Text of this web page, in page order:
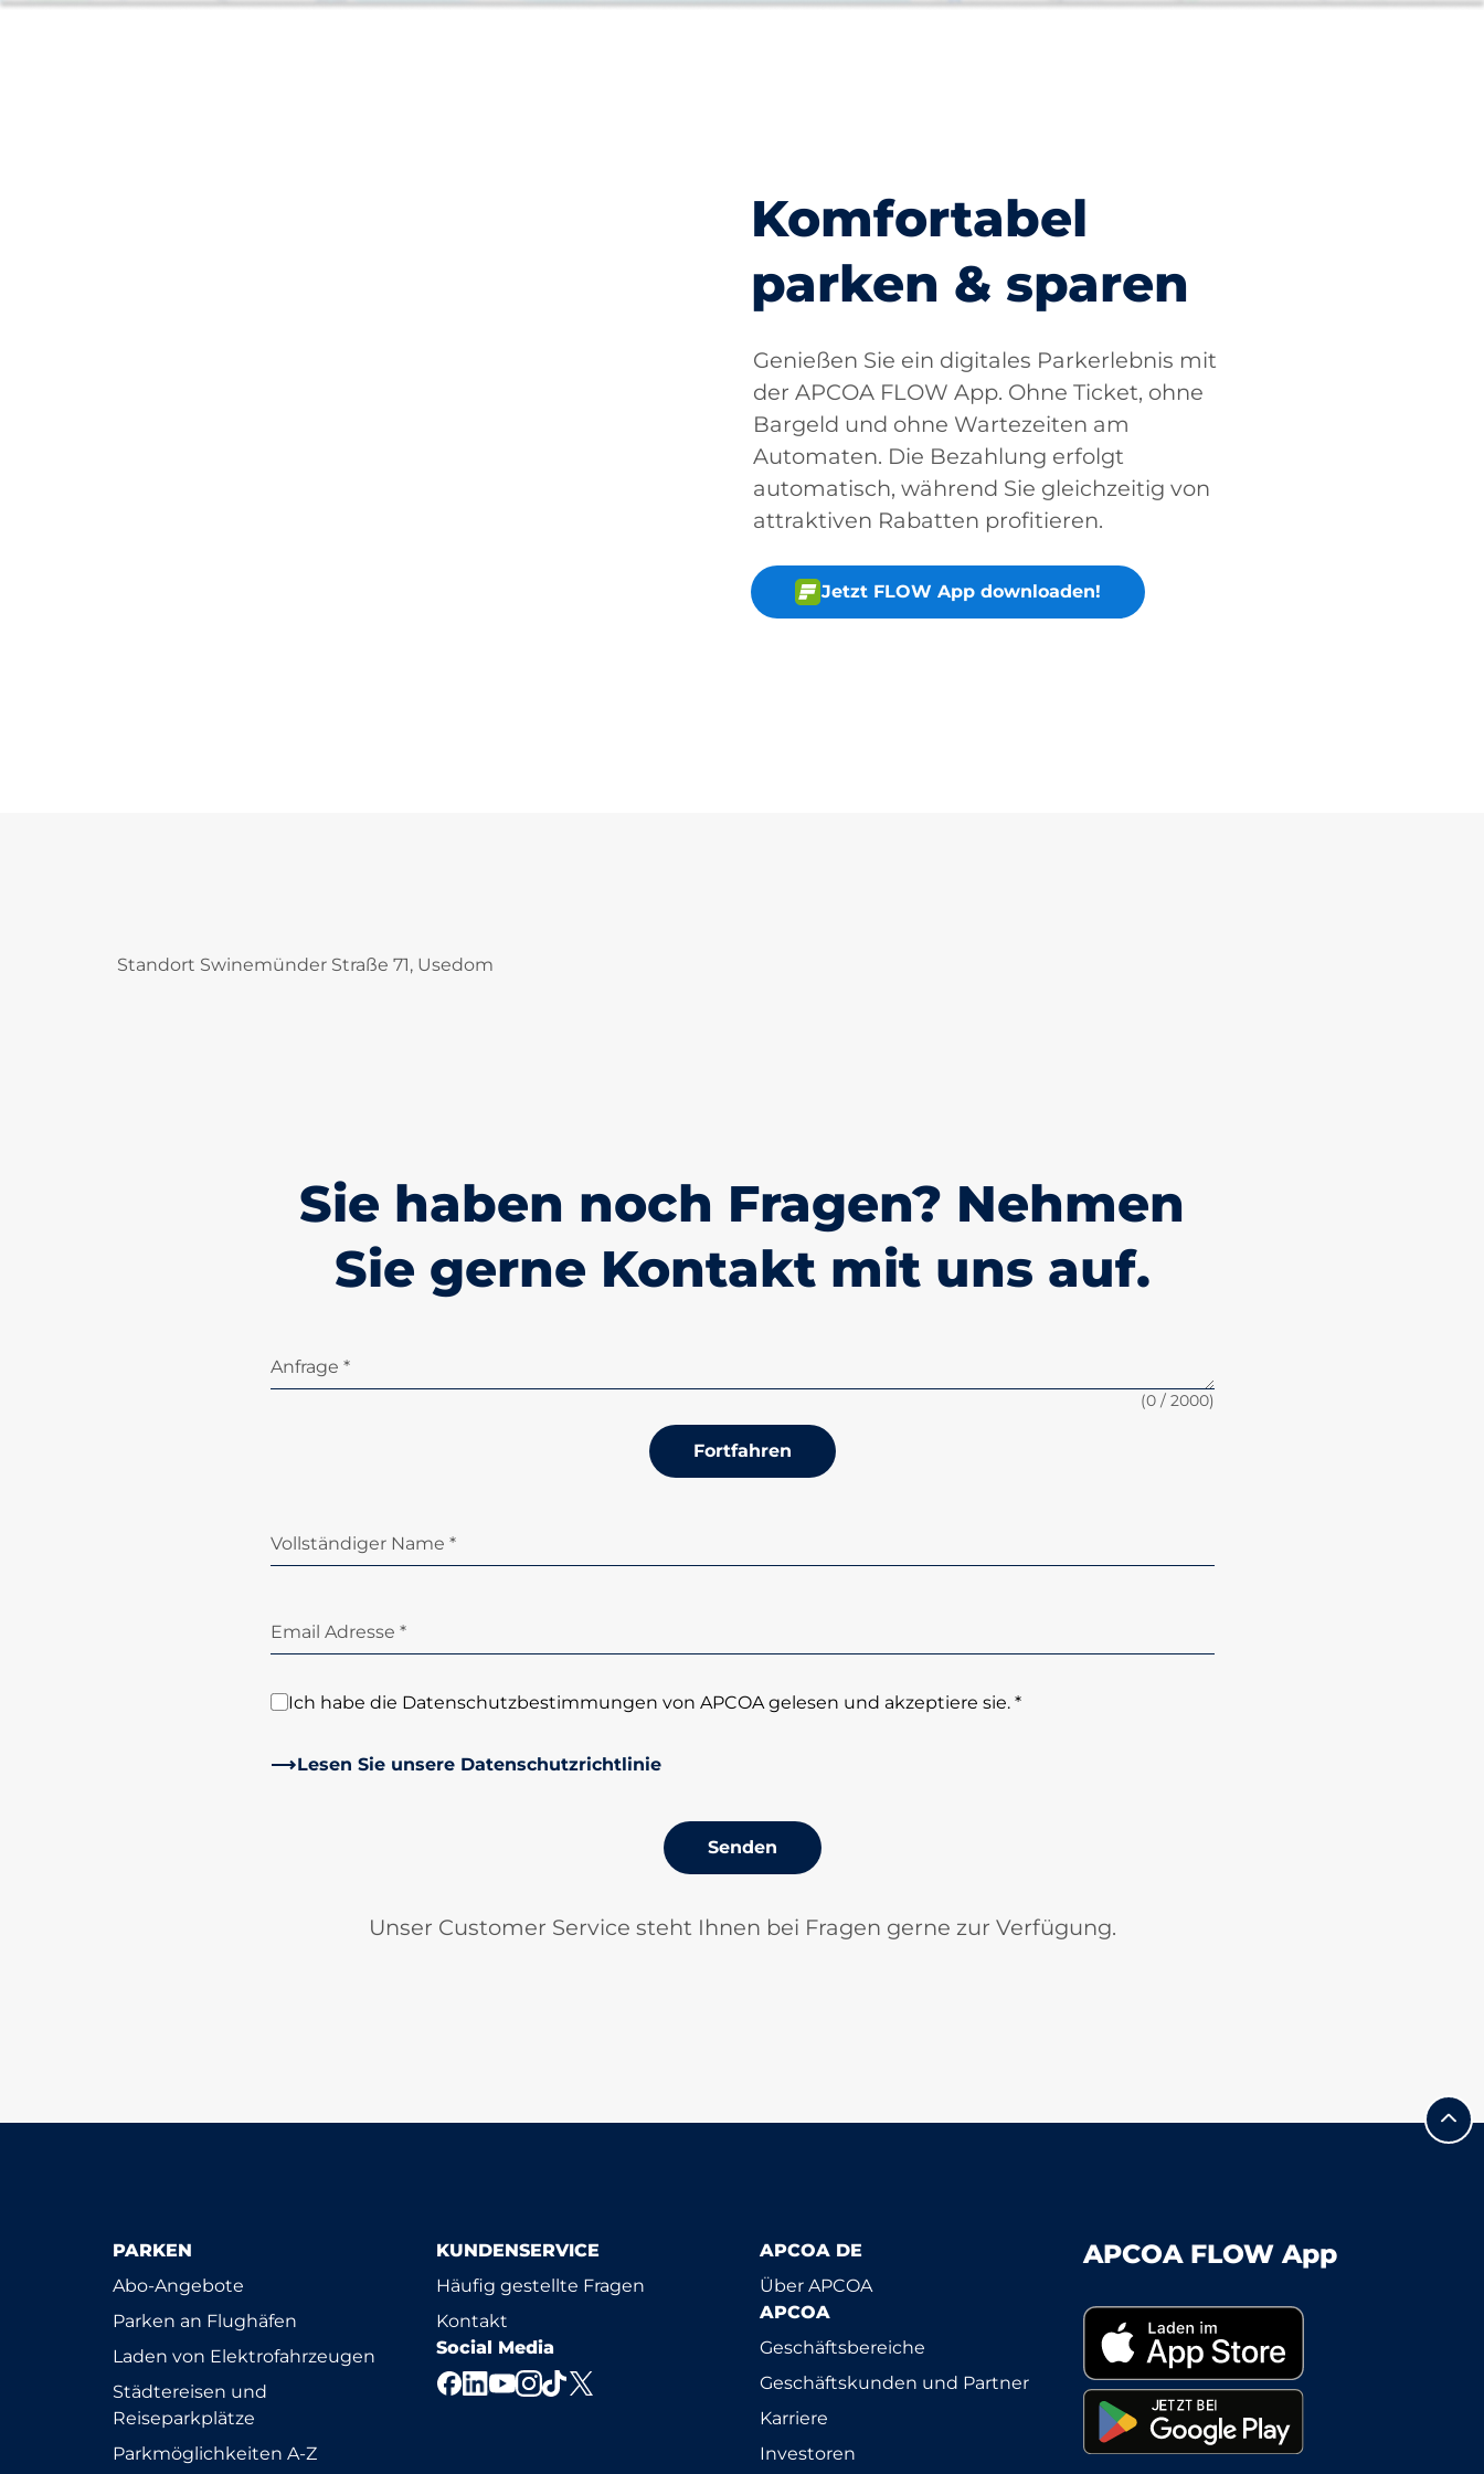
Komfortabel
parken & sparen
Genießen Sie ein digitales Parkerlebnis mit
der APCOA FLOW App. Ohne Ticket, ohne
Bargeld und ohne Wartezeiten am
Automaten. Die Bezahlung erfolgt
automatisch, während Sie gleichzeitig von
attraktiven Rabatten profitieren.
Jetzt FLOW App downloaden!
Standort Swinemünder Straße 71, Usedom
Sie haben noch Fragen? Nehmen
Sie gerne Kontakt mit uns auf.
Anfrage *
(0/ 2000)
Fortfahren
Vollständiger Name *
Email Adresse *
Ich habe die Datenschutzbestimmungen von APCOA gelesen und akzeptiere sie. *
Lesen Sie unsere Datenschutzrichtlinie
Senden
Unser Customer Service steht Ihnen bei Fragen gerne zur Verfügung.
PARKEN
Abo-Angebote
Parken an Flughäfen
Laden von Elektrofahrzeugen
Städtereisen und
Reiseparkplätze
Parkmöglichkeiten A-Z
KUNDENSERVICE
Häufig gestellte Fragen
Kontakt
Social Media
APCOA DE
Über APCOA
APCOA
Geschäftsbereiche
Geschäftskunden und Partner
Karriere
Investoren
APCOA FLOW App